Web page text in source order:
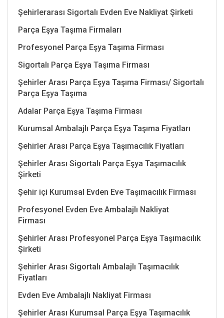
Şehirlerarası Sigortalı Evden Eve Nakliyat Şirketi
Parça Eşya Taşıma Firmaları
Profesyonel Parça Eşya Taşıma Firması
Sigortalı Parça Eşya Taşıma Firması
Şehirler Arası Parça Eşya Taşıma Firması/ Sigortalı
Parça Eşya Taşıma
Adalar Parça Eşya Taşıma Firması
Kurumsal Ambalajlı Parça Eşya Taşıma Fiyatları
Şehirler Arası Parça Eşya Taşımacılık Fiyatları
Şehirler Arası Sigortalı Parça Eşya Taşımacılık
Şirketi
Şehir içi Kurumsal Evden Eve Taşımacılık Firması
Profesyonel Evden Eve Ambalajlı Nakliyat
Firması
Şehirler Arası Profesyonel Parça Eşya Taşımacılık
Şirketi
Şehirler Arası Sigortalı Ambalajlı Taşımacılık
Fiyatları
Evden Eve Ambalajlı Nakliyat Firması
Şehirler Arası Kurumsal Parça Eşya Taşımacılık